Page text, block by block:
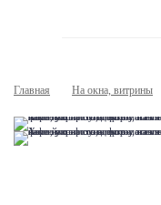
Главная На окна, витрины